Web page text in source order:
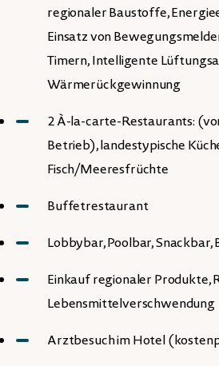
regionaler Baustoffe,
Einsatz von
Timern, Intelligente
Wärmerückgewinnung
2 À-la-carte-Restaurants:
Betrieb), landestypische
Fisch/Meeresfrüchte
Buffetrestaurant
Lobbybar, Poolbar, Snackbar,
Einkauf regionaler Produkte,
Lebensmittelverschwendung
Arztbesuch im Hotel